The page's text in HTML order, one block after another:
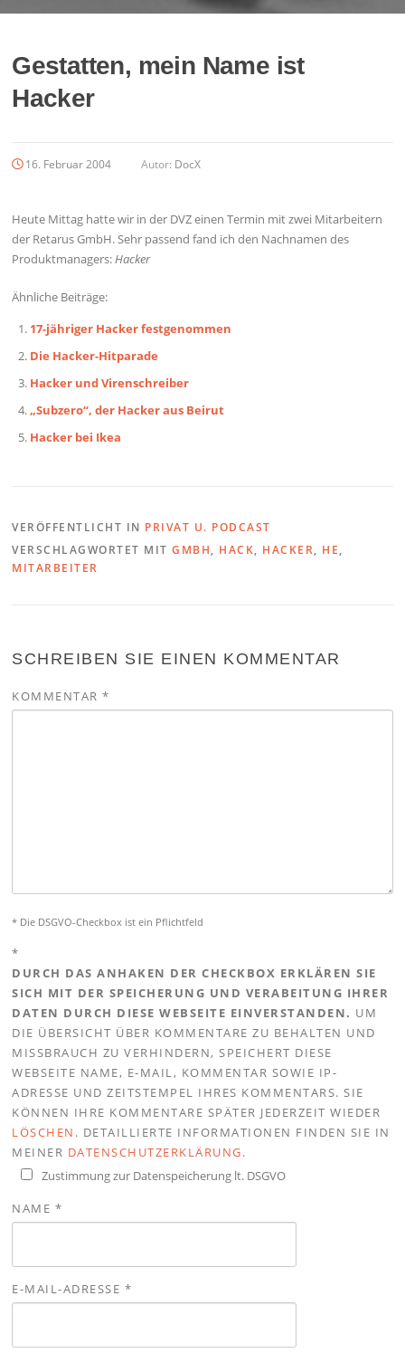
Gestatten, mein Name ist
Hacker
16. Februar 2004 Autor: DocX
Heute Mittag hatte wir in der DVZ einen Termin mit zwei Mitarbeitern
der Retarus GmbH. Sehr passend fand ich den Nachnamen des
Produktmanagers:Hacker
Ähnliche Beiträge:
17-jähriger Hacker festgenommen
Die Hacker-Hitparade
Hacker und Virenschreiber
„Subzero“, der Hacker aus Beirut
Hacker bei Ikea
VERÖFFENTLICHT IN PRIVAT U. PODCAST
VERSCHLAGWORTET MITGMBH, HACK, HACKER, HE,
MITARBEITER
SCHREIBEN SIE EINEN KOMMENTAR
KOMMENTAR*
* Die DSGVO-Checkbox ist ein Pflichtfeld
*
DURCH DAS ANHAKEN DER CHECKBOX ERKLÄREN SIE
SICH MIT DER SPEICHERUNG UND VERABEITUNG IHRER
DATEN DURCH DIESE WEBSEITE EINVERSTANDEN. UM
DIE ÜBERSICHT ÜBER KOMMENTARE ZU BEHALTEN UND
MISSBRAUCH ZU VERHINDERN, SPEICHERT DIESE
WEBSEITE NAME, E-MAIL, KOMMENTAR SOWIE IP-
ADRESSE UND ZEITSTEMPEL IHRES KOMMENTARS. SIE
KÖNNEN IHRE KOMMENTARE SPÄTER JEDERZEIT WIEDER
LÖSCHEN . DETAILLIERTE INFORMATIONEN FINDEN SIE IN
MEINER DATENSCHUTZERKLÄRUNG.
Zustimmung zur Datenspeicherung lt. DSGVO
NAME *
E-MAIL-ADRESSE *